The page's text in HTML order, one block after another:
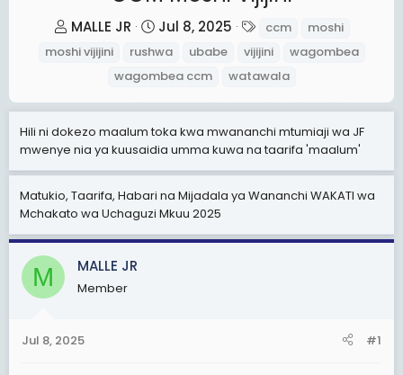
T
h
a
d
s
t
a
r
t
e
MALLE JR
S
t
a
t
d
a
t
e
Jul 8, 2025
a
ccm
moshi
moshi vijijini
rushwa ubabe vijijini
wagombea
wagombea ccm
watawala
Hili ni dokezo maalum toka kwa mwananchi mtumiaji wa JF
mwenye nia ya kuusaidia umma kuwa na taarifa 'maalum'
Matukio, Taarifa, Habari na Mijadala ya Wananchi WAKATI wa
Mchakato wa Uchaguzi Mkuu 2025
M MALLE JR
Member
Jul 8, 2025 #1